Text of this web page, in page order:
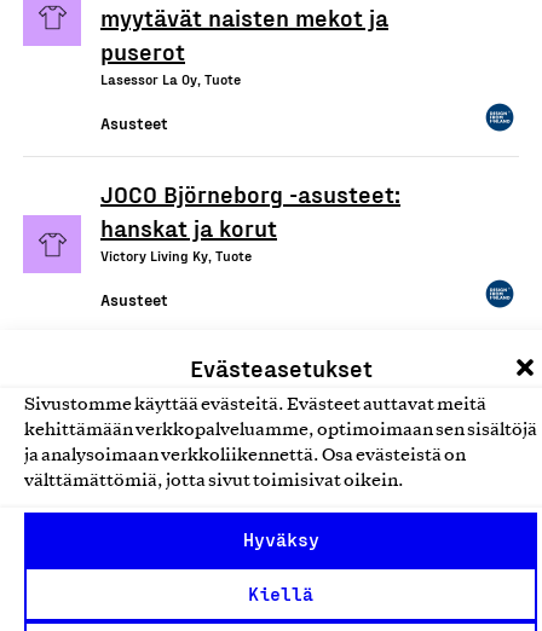
Evästeasetukset
Sivustomme käyttää evästeitä. Evästeet auttavat meitä
kehittämään verkkopalveluamme, optimoimaan sen sisältöjä
ja analysoimaan verkkoliikennettä. Osa evästeistä on
välttämättömiä, jotta sivut toimisivat oikein.
Hyväksy
Kiellä
myytävät naisten mekot ja
puserot
Lasessor La Oy, Tuote
Asusteet
JOCO Björneborg -asusteet:
hanskat ja korut
Victory Living Ky, Tuote
Asusteet
Biancenero primal collection by
Menzino
Menzino Oy, Tuote
Asusteet
NO/AN -nimellä markkinoitavat